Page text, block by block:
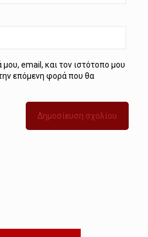
email, και τον ιστότοπο μου
επόμενη φορά που θα